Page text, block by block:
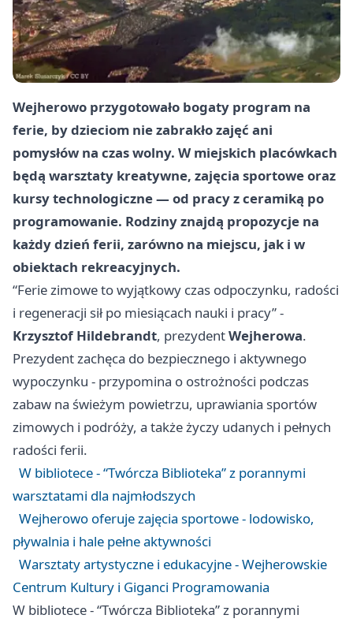
Wejherowo przygotowało bogaty program na
ferie, by dzieciom nie zabrakło zajęć ani
pomysłów na czas wolny. W miejskich placówkach
będą warsztaty kreatywne, zajęcia sportowe oraz
kursy technologiczne — od pracy z ceramiką po
programowanie. Rodziny znajdą propozycje na
każdy dzień ferii, zarówno na miejscu, jak i w
obiektach rekreacyjnych.
“Ferie zimowe to wyjątkowy czas odpoczynku, radości
i regeneracji sił po miesiącach nauki i pracy” -
Krzysztof Hildebrandt, prezydentWejherowa.
Prezydent zachęca do bezpiecznego i aktywnego
wypoczynku - przypomina o ostrożności podczas
zabaw na świeżym powietrzu, uprawiania sportów
zimowych i podróży, a także życzy udanych i pełnych
radości ferii.
W bibliotece - “Twórcza Biblioteka” z porannymi
warsztatami dla najmłodszych
Wejherowo oferuje zajęcia sportowe - lodowisko,
pływalnia i hale pełne aktywności
Warsztaty artystyczne i edukacyjne - Wejherowskie
Centrum Kultury i Giganci Programowania
W bibliotece - “Twórcza Biblioteka” z porannymi